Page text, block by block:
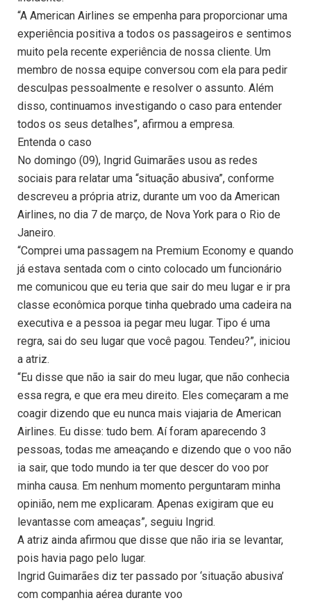
“A American Airlines se empenha para proporcionar uma
experiência positiva a todos os passageiros e sentimos
muito pela recente experiência de nossa cliente. Um
membro de nossa equipe conversou com ela para pedir
desculpas pessoalmente e resolver o assunto. Além
disso, continuamos investigando o caso para entender
todos os seus detalhes”, afirmou a empresa.
Entenda o caso
No domingo (09), Ingrid Guimarães usou as redes
sociais para relatar uma “situação abusiva”, conforme
descreveu a própria atriz, durante um voo da American
Airlines, no dia 7 de março, de Nova York para o Rio de
Janeiro.
“Comprei uma passagem na Premium Economy e quando
já estava sentada com o cinto colocado um funcionário
me comunicou que eu teria que sair do meu lugar e ir pra
classe econômica porque tinha quebrado uma cadeira na
executiva e a pessoa ia pegar meu lugar. Tipo é uma
regra, sai do seu lugar que você pagou. Tendeu?”, iniciou
a atriz.
“Eu disse que não ia sair do meu lugar, que não conhecia
essa regra, e que era meu direito. Eles começaram a me
coagir dizendo que eu nunca mais viajaria de American
Airlines. Eu disse: tudo bem. Aí foram aparecendo 3
pessoas, todas me ameaçando e dizendo que o voo não
ia sair, que todo mundo ia ter que descer do voo por
minha causa. Em nenhum momento perguntaram minha
opinião, nem me explicaram. Apenas exigiram que eu
levantasse com ameaças”, seguiu Ingrid.
A atriz ainda afirmou que disse que não iria se levantar,
pois havia pago pelo lugar.
Ingrid Guimarães diz ter passado por ‘situação abusiva’
com companhia aérea durante voo